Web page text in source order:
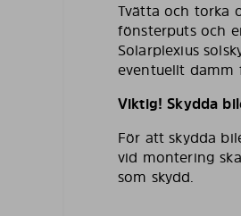
Tvätta och torka
fönsterputs och
Solarplexius
eventuellt damm
Viktig! Skydda
För att skydda
vid montering
som skydd.